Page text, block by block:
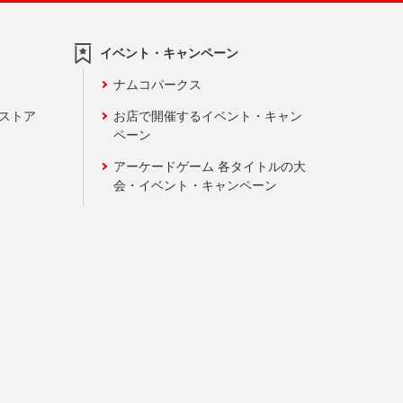
トア
イベント・キャンペーン
ナムコパークス
お店で開催するイベント・キャン
ペーン
アーケードゲーム 各タイトルの大
会・イベント・キャンペーン